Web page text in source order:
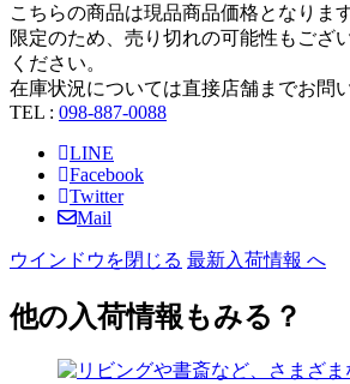
こちらの商品は現品商品価格となりま
限定のため、売り切れの可能性もござ
ください。
在庫状況については直接店舗までお問
TEL : 098-887-0088
LINE
Facebook
Twitter
Mail
ウインドウを閉じる 最新入荷情報 へ
他の入荷情報もみる？